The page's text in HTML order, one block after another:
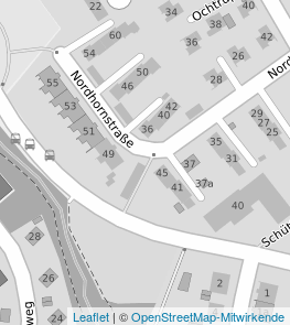
Leaflet| ©OpenStreetMap-Mitwirkende